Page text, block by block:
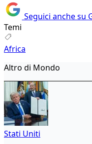
Seguici anche su
Temi
Africa
Altro di Mondo
Stati Uniti